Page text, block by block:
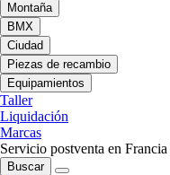
Montaña
BMX
Ciudad
Piezas de recambio
Equipamientos
Taller
Liquidación
Marcas
Servicio postventa en Francia
Buscar